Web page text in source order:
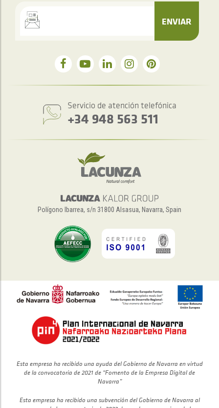
ENVIAR
Servicio de atención telefónica
+34 948 563 511
Polígono Ibarrea, s/n 31800 Alsasua, Navarra, Spain
Esta empresa ha recibido una ayuda del Gobierno de Navarra en virtud
de la convocatoria de 2021 de “Fomento de la Empresa Digital de
Navarra”
Esta empresa ha recibido una subvención del Gobierno de Navarra al